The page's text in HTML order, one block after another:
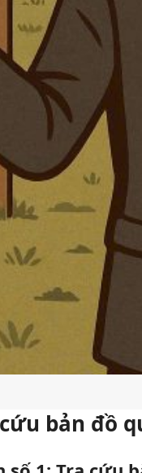
bản đồ